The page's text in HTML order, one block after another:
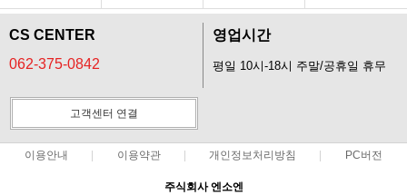
CS CENTER
062-375-0842
영업시간
평일 10시-18시 주말/공휴일 휴무
고객센터 연결
이용안내 이용약관 개인정보처리방침 PC버전
주식회사 엔소엔